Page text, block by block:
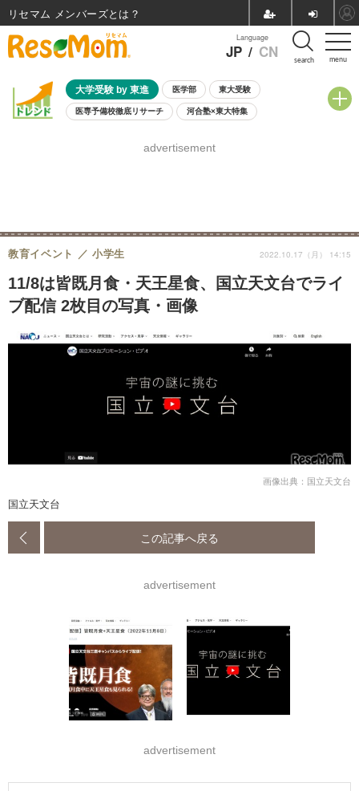
menu
Language
JP / CN search
大学受験 by 東進 医学部 東大受験
医専予備校徹底リサーチ 河合塾×東大特集
8月開催学校説明会・相談会
advertisement
11/8は皆既月食・天王星食、国立天文台でライ
ブ配信 2枚目の写真・画像
教育イベント 小学生 2022.10.17（月） 14:15
画像出典：国立天文台
国立天文台
この記事へ戻る
advertisement
advertisement
リセマム メンバーズ